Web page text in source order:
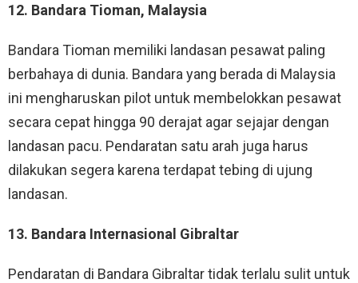
12. Bandara Tioman, Malaysia
Bandara Tioman memiliki landasan pesawat paling
berbahaya di dunia. Bandara yang berada di Malaysia
ini mengharuskan pilot untuk membelokkan pesawat
secara cepat hingga 90 derajat agar sejajar dengan
landasan pacu. Pendaratan satu arah juga harus
dilakukan segera karena terdapat tebing di ujung
landasan.
13. Bandara Internasional Gibraltar
Pendaratan di Bandara Gibraltar tidak terlalu sulit untuk